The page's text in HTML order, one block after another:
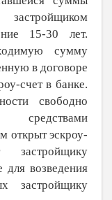
15-30 лет.
сумму
в договоре
счет в банке.
свободно
средствами
открыт эскроу-
застройщику
для возведения
застройщику